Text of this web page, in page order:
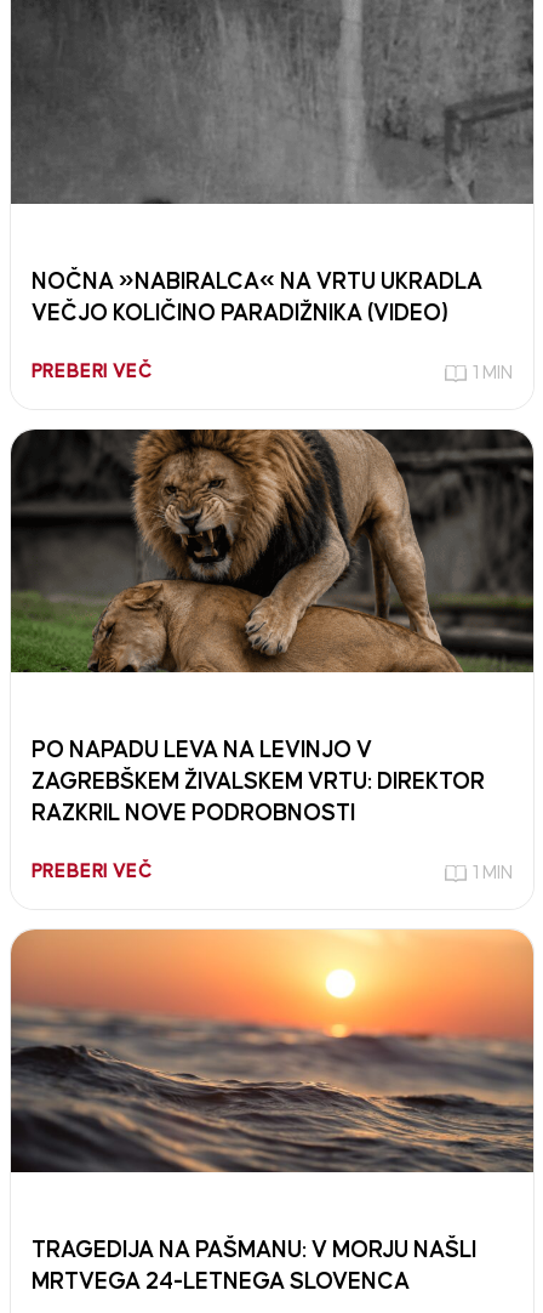
NOČNA »NABIRALCA« NA VRTU UKRADLA
VEČJO KOLIČINO PARADIŽNIKA (VIDEO)
PREBERI VEČ 1 MIN
PO NAPADU LEVA NA LEVINJO V
ZAGREBŠKEM ŽIVALSKEM VRTU: DIREKTOR
RAZKRIL NOVE PODROBNOSTI
PREBERI VEČ 1 MIN
TRAGEDIJA NA PAŠMANU: V MORJU NAŠLI
MRTVEGA 24-LETNEGA SLOVENCA